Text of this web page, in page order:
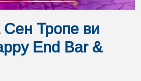
Сен Тропе ви
End Bar &